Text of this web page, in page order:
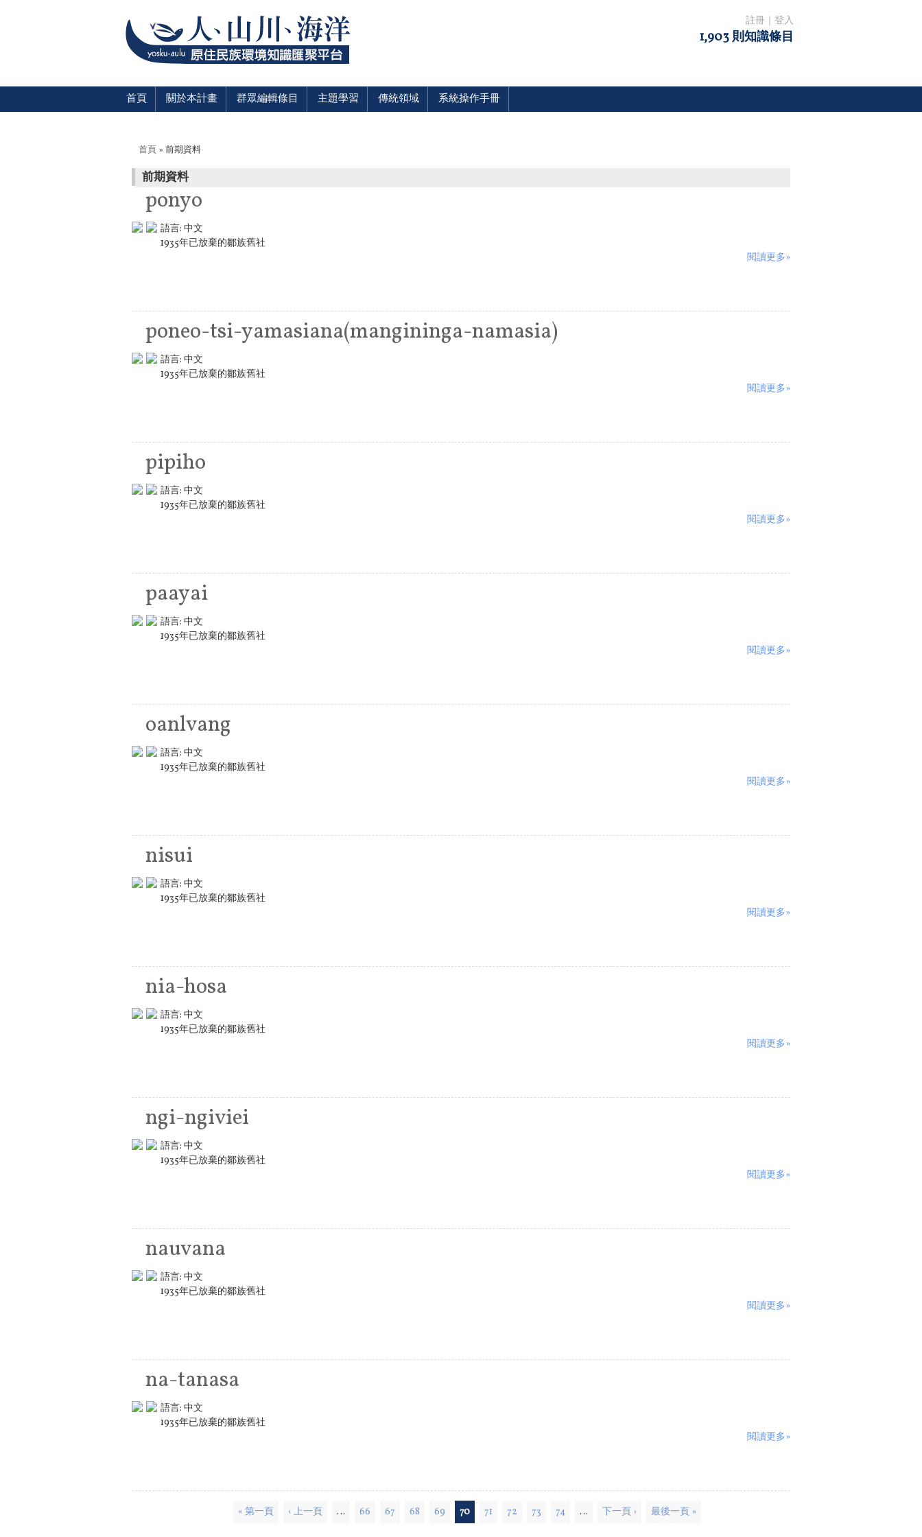
註冊 登入
1,903 則知識條目
首頁 關於本計畫 群眾編輯條目 主題學習 傳統領域 系統操作手冊
您在這裡
首頁 » 前期資料
前期資料
ponyo
語言: 中文
1935年已放棄的鄒族舊社
閱讀更多»
poneo-tsi-yamasiana(mangininga-namasia)
語言: 中文
1935年已放棄的鄒族舊社
閱讀更多»
pipiho
語言: 中文
1935年已放棄的鄒族舊社
閱讀更多»
paayai
語言: 中文
1935年已放棄的鄒族舊社
閱讀更多»
oanlvang
語言: 中文
1935年已放棄的鄒族舊社
閱讀更多»
nisui
語言: 中文
1935年已放棄的鄒族舊社
閱讀更多»
nia-hosa
語言: 中文
1935年已放棄的鄒族舊社
閱讀更多»
ngi-ngiviei
語言: 中文
1935年已放棄的鄒族舊社
閱讀更多»
nauvana
語言: 中文
1935年已放棄的鄒族舊社
閱讀更多»
na-tanasa
語言: 中文
1935年已放棄的鄒族舊社
閱讀更多»
« 第一頁 ‹ 上一頁 … 66 67 68 69 70 71 72 73 74 … 下一頁 › 最後一頁 »